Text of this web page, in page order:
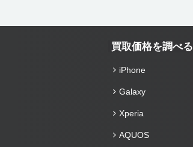
買取価格を調べる
iPhone
Galaxy
Xperia
AQUOS